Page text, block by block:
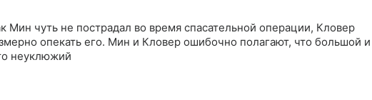
Мин чуть не пострадал во время спасательной операции, Кловер
опекать его. Мин и Кловер ошибочно полагают, что большой и
неуклюжий